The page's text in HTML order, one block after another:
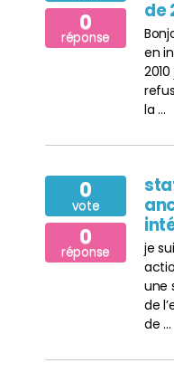
0
réponse
de
en
la ...
0
vote
0
réponse
je
une
de
de ...